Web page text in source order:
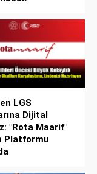
LGS
Dijital
"Rota Maarif"
Platformu